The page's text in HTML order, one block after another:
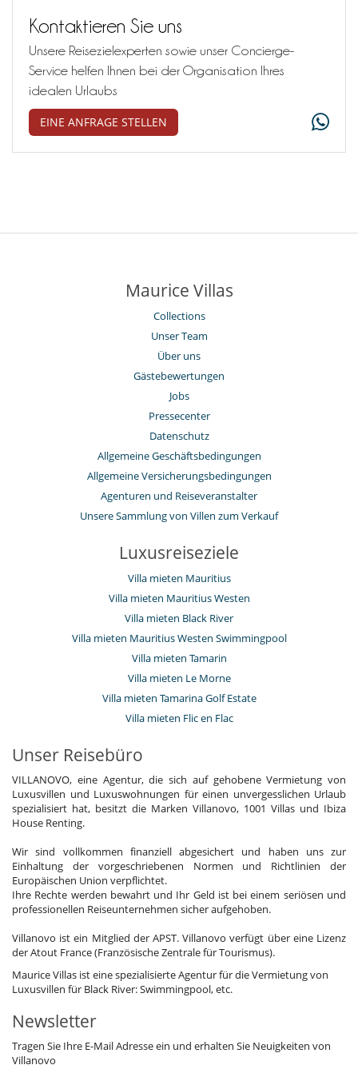
Kontaktieren Sie uns
Unsere Reisezielexperten sowie unser Concierge-
Service helfen Ihnen bei der Organisation Ihres
idealen Urlaubs
EINE ANFRAGE STELLEN
Maurice Villas
Collections
Unser Team
Über uns
Gästebewertungen
Jobs
Pressecenter
Datenschutz
Allgemeine Geschäftsbedingungen
Allgemeine Versicherungsbedingungen
Agenturen und Reiseveranstalter
Unsere Sammlung von Villen zum Verkauf
Luxusreiseziele
Villa mieten Mauritius
Villa mieten Mauritius Westen
Villa mieten Black River
Villa mieten Mauritius Westen Swimmingpool
Villa mieten Tamarin
Villa mieten Le Morne
Villa mieten Tamarina Golf Estate
Villa mieten Flic en Flac
Unser Reisebüro
VILLANOVO, eine Agentur, die sich auf gehobene Vermietung von
Luxusvillen und Luxuswohnungen für einen unvergesslichen Urlaub
spezialisiert hat, besitzt die Marken Villanovo, 1001 Villas und Ibiza
House Renting.
Wir sind vollkommen finanziell abgesichert und haben uns zur
Einhaltung der vorgeschriebenen Normen und Richtlinien der
Europäischen Union verpflichtet.
Ihre Rechte werden bewahrt und Ihr Geld ist bei einem seriösen und
professionellen Reiseunternehmen sicher aufgehoben.
Villanovo ist ein Mitglied der APST. Villanovo verfügt über eine Lizenz
der Atout France (Französische Zentrale für Tourismus).
Maurice Villas ist eine spezialisierte Agentur für die Vermietung von
Luxusvillen für Black River: Swimmingpool, etc.
Newsletter
Tragen Sie Ihre E-Mail Adresse ein und erhalten Sie Neuigkeiten von
Villanovo